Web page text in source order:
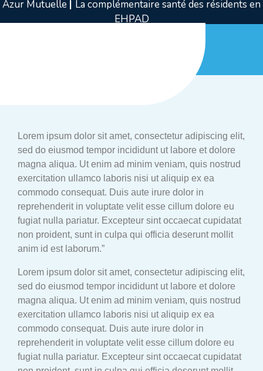
Azur Mutuelle | La complémentaire santé des résidents en
EHPAD
Lorem ipsum dolor sit amet, consectetur adipiscing elit,
sed do eiusmod tempor incididunt ut labore et dolore
magna aliqua. Ut enim ad minim veniam, quis nostrud
exercitation ullamco laboris nisi ut aliquip ex ea
commodo consequat. Duis aute irure dolor in
reprehenderit in voluptate velit esse cillum dolore eu
fugiat nulla pariatur. Excepteur sint occaecat cupidatat
non proident, sunt in culpa qui officia deserunt mollit
anim id est laborum.”
Lorem ipsum dolor sit amet, consectetur adipiscing elit,
sed do eiusmod tempor incididunt ut labore et dolore
magna aliqua. Ut enim ad minim veniam, quis nostrud
exercitation ullamco laboris nisi ut aliquip ex ea
commodo consequat. Duis aute irure dolor in
reprehenderit in voluptate velit esse cillum dolore eu
fugiat nulla pariatur. Excepteur sint occaecat cupidatat